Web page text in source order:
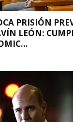
PRISIÓN
LEÓN: